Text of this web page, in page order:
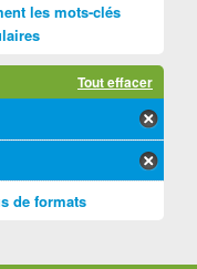
les mots-clés
Tout effacer
de formats